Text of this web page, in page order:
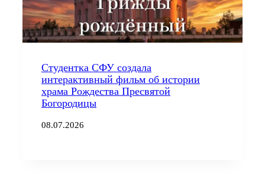
Студентка СФУ создала
интерактивный фильм об истории
храма Рождества Пресвятой
Богородицы
08.07.2026